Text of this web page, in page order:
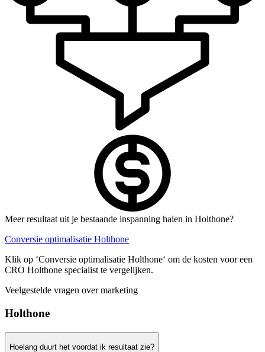
Meer resultaat uit je bestaande inspanning halen in Holthone?
Conversie optimalisatie Holthone
Klik op ‘Conversie optimalisatie Holthone‘ om de kosten voor een
CRO Holthone specialist te vergelijken.
Veelgestelde vragen over marketing
Holthone
Hoelang duurt het voordat ik resultaat zie?